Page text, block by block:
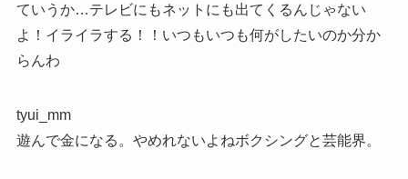
ていうか…テレビにもネットにも出てくるんじゃない
よ！イライラする！！いつもいつも何がしたいのか分か
らんわ
tyui_mm
遊んで金になる。やめれないよねボクシングと芸能界。